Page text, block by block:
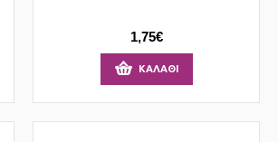
1,75€
ΚΑΛΆΘΙ